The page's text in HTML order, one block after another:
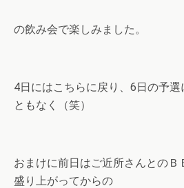
の飲み会で楽しみました。
4日にはこちらに戻り、6日の予
ともなく（笑）
おまけに前日はご近所さんとのＢ
盛り上がってからの